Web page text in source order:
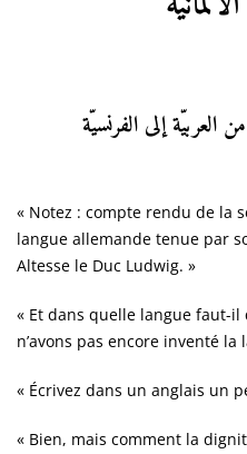
العربيّة إلى الفرنسيّة
« Notez : compte rendu de la
langue allemande tenue par
Altesse le Duc Ludwig. »
« Et dans quelle langue faut-il
n’avons pas encore inventé la
« Écrivez dans un anglais un
« Bien, mais comment la